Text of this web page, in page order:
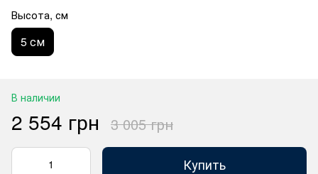
Высота, см
5 см
В наличии
2 554 грн 3 005 грн
Купить